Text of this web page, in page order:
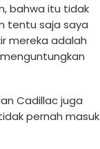
bahwa itu tidak
tentu saja saya
mereka adalah
Cadillac juga
pernah masuk